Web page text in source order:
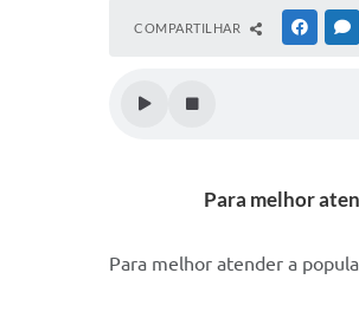
COMPARTILHAR
Para melhor
Para melhor atender a